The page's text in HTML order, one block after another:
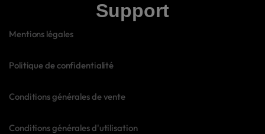
Support
Mentions légales
Politique de confidentialité
Conditions générales de vente
Conditions générales d'utilisation